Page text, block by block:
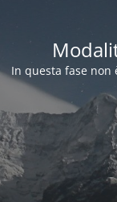
In questa fase